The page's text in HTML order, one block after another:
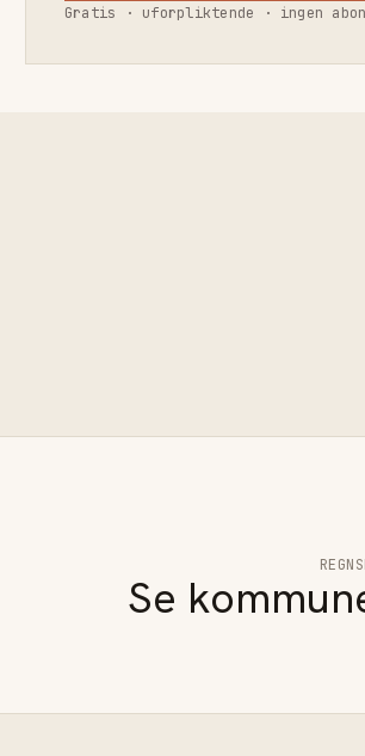
Gratis · uforpliktende · ingen
Se